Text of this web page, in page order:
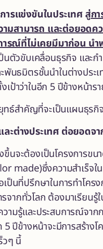
รแข่งขันในประเทศ สู่ก
สามารถ และต่อยอดค
ณ์ที่ไม่เคยมีมาก่อน น
นตัวขับเคลื่อนธุรกิจ และ
พันธมิตรชั้นนำในต่างปร
ป้าว่าในอีก 5 ปีข้างหน้าร
ธ์สำคัญที่จะเป็นแผนธุรกิ
ะต่างประเทศ ต่อยอดจ
นจะต้องเป็นโครงการข
made)ซึ่งความสำเร็จ
นที่ปรึกษาในการทำโคร
ากทั่วโลก ต้องมาเรียน
มรู้และประสบการณ์จา
ปีข้างหน้าจะมีการสร้า
วๆ นี้